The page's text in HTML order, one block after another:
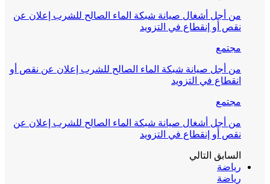
من أجل أشغال صيانة شبكة الماء الصالح للشرب إعلان عن
نقص أو إنقطاع في التزويد
مجتمع
من أجل صيانة شبكة الماء الصالح للشرب إعلان عن نقص أو
انقطاع في التزويد
مجتمع
من أجل أشغال صيانة شبكة الماء الصالح للشرب إعلان عن
نقص أو إنقطاع في التزويد
السابق التالي
رياضة
رياضة